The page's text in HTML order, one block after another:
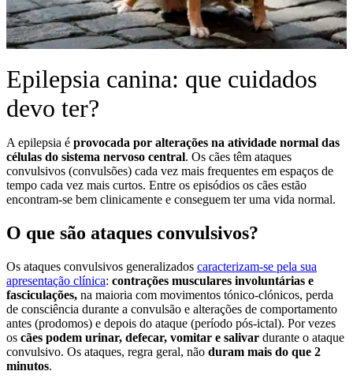
Epilepsia canina: que cuidados
devo ter?
A epilepsia é provocada por alterações na atividade normal das
células do sistema nervoso central. Os cães têm ataques
convulsivos (convulsões) cada vez mais frequentes em espaços de
tempo cada vez mais curtos. Entre os episódios os cães estão
encontram-se bem clinicamente e conseguem ter uma vida normal.
O que são ataques convulsivos?
Os ataques convulsivos generalizados caracterizam-se pela sua
apresentação clínica: contrações musculares involuntárias e
fasciculações, na maioria com movimentos tónico-clónicos, perda
de consciência durante a convulsão e alterações de comportamento
antes (prodomos) e depois do ataque (período pós-ictal). Por vezes
os cães podem urinar, defecar, vomitar e salivar durante o ataque
convulsivo. Os ataques, regra geral, não duram mais do que 2
minutos.